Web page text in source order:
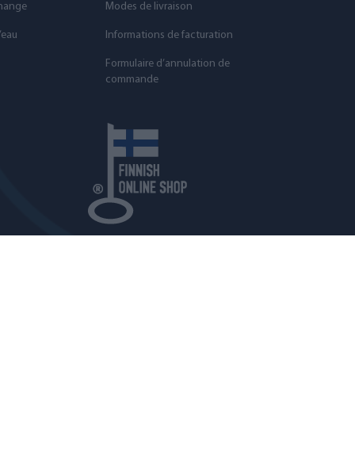
Modes de livraison
Informations de facturation
Formulaire d’annulation de
commande